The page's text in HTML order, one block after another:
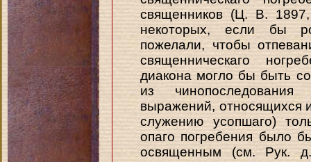
священников (Ц. В.
некоторых, если бы
пожелали, чтобы
священническаго
диакона могло бы быть
из
выражений, относящихся
служению усопшаго)
опаго погребения было
освященным (см. Рук.